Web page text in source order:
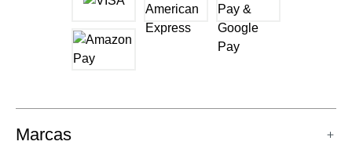
Marcas